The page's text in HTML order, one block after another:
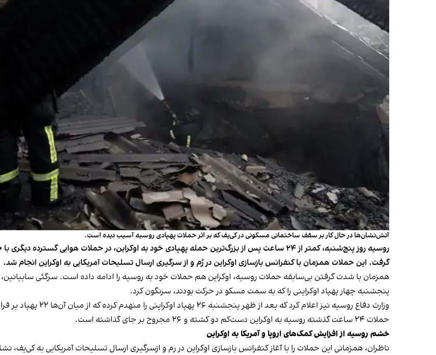
آتش‌نشان‌ها در حال کار بر سقف ساختمانی مسکونی در کی‌یف که بر اثر حملات پهپادی روسیه آسیب دیده است.
گرفت. این حملات همزمان با کنفرانس بازسازی اوکراین در رُم و از سرگیری ارسال تسلیحات آمریکایی به اوکراین انجام شد.
همزمان با شدت گرفتن بی‌سابقه حملات روسیه، اوکراین هم حملات خود به روسیه را ادامه داده است. سرگئی سابیانین،
پنجشنبه چهار پهپاد اوکراینی را که به سمت مسکو در حرکت بودند، سرنگون کرد.
وزارت دفاع روسیه نیز اعلام کرد که بعد از ظهر پنجشنبه ۲۶ پهپاد اوکراینی را منهدم کرده که از میان آن‌ها ۲۲ پهپاد بر فراز مناطق مرزی بین دو کشور پرواز می‌کردند.
حملات ۲۴ ساعت گذشته روسیه به اوکراین دست‌کم دو کشته و ۲۶ مجروح بر جای گذاشته است.
خشم روسیه از افزایش کمک‌های اروپا و آمریکا به اوکراین
ناظران، همزمانی این حملات را با آغاز کنفرانس بازسازی اوکراین در رم و ازسرگیری ارسال تسلیحات آمریکایی به